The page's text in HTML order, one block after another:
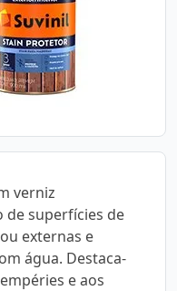
verniz
de superfícies de
externas e
água. Destaca-
e aos